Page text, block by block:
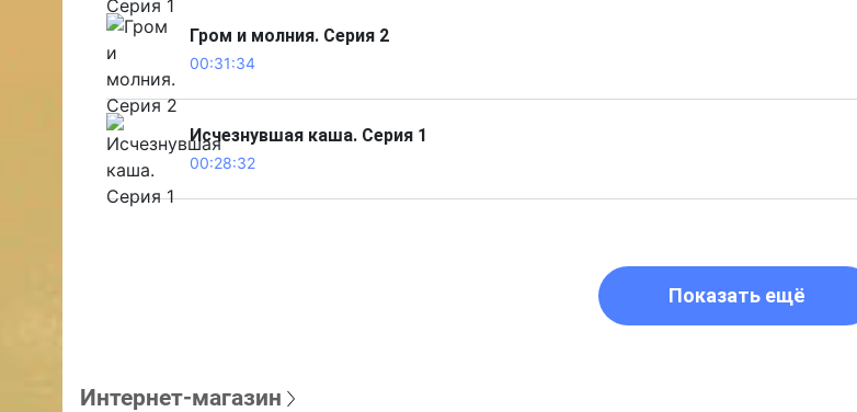
Гром и молния. Серия 2
00:31:34
Исчезнувшая каша. Серия 1
00:28:32
Показать ещё
Интернет-магазин